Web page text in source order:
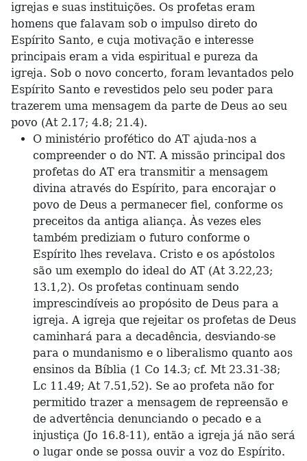
igrejas e suas instituições. Os profetas eram
homens que falavam sob o impulso direto do
Espírito Santo, e cuja motivação e interesse
principais eram a vida espiritual e pureza da
igreja. Sob o novo concerto, foram levantados pelo
Espírito Santo e revestidos pelo seu poder para
trazerem uma mensagem da parte de Deus ao seu
povo (At 2.17; 4.8; 21.4).
O ministério profético do AT ajuda-nos a
compreender o do NT. A missão principal dos
profetas do AT era transmitir a mensagem
divina através do Espírito, para encorajar o
povo de Deus a permanecer fiel, conforme os
preceitos da antiga aliança. Às vezes eles
também prediziam o futuro conforme o
Espírito lhes revelava. Cristo e os apóstolos
são um exemplo do ideal do AT (At 3.22,23;
13.1,2). Os profetas continuam sendo
imprescindíveis ao propósito de Deus para a
igreja. A igreja que rejeitar os profetas de Deus
caminhará para a decadência, desviando-se
para o mundanismo e o liberalismo quanto aos
ensinos da Bíblia (1 Co 14.3; cf. Mt 23.31-38;
Lc 11.49; At 7.51,52). Se ao profeta não for
permitido trazer a mensagem de repreensão e
de advertência denunciando o pecado e a
injustiça (Jo 16.8-11), então a igreja já não será
o lugar onde se possa ouvir a voz do Espírito.